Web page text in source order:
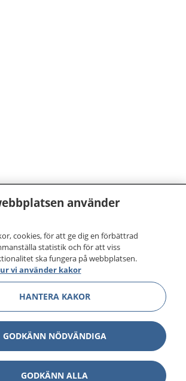
om din hälsa och vård
råd om hälsa och information om
mottagningar du kan kontakta.
din journal och göra dina
telefonnummer 1177 för
dygnet runt.
när du vill må bättre.
använder
cookies, för att ge dig en förbättrad
statistik och för att viss
ska fungera på webbplatsen.
vi använder kakor
HANTERA KAKOR
GODKÄNN NÖDVÄNDIGA
GODKÄNN ALLA